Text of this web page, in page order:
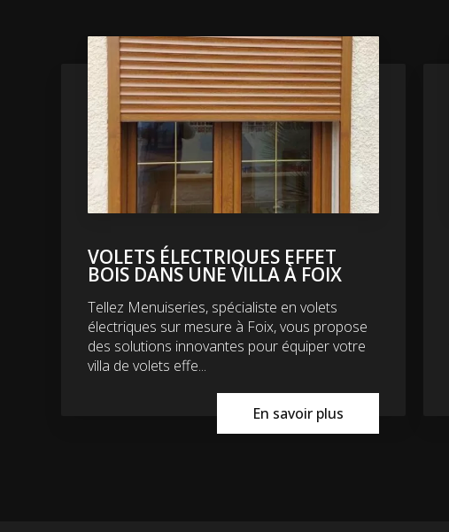
VOLETS ÉLECTRIQUES EFFET
BOIS DANS UNE VILLA À FOIX
Tellez Menuiseries, spécialiste en volets
électriques sur mesure à Foix, vous propose
des solutions innovantes pour équiper votre
villa de volets effe...
En savoir plus